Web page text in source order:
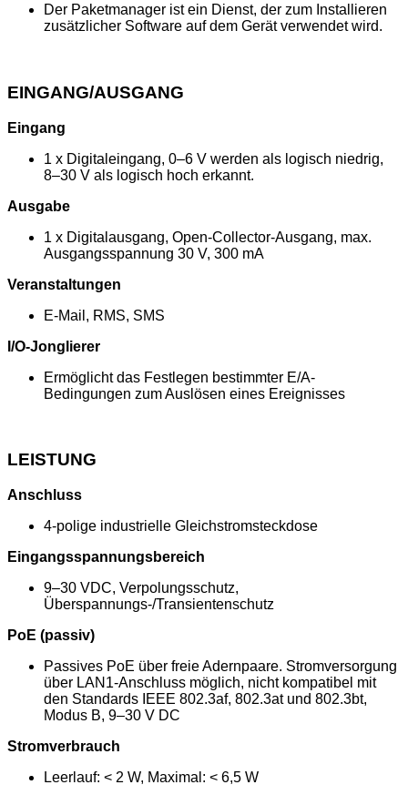
Der Paketmanager ist ein Dienst, der zum Installieren
zusätzlicher Software auf dem Gerät verwendet wird.
EINGANG/AUSGANG
Eingang
1 x Digitaleingang, 0–6 V werden als logisch niedrig,
8–30 V als logisch hoch erkannt.
Ausgabe
1 x Digitalausgang, Open-Collector-Ausgang, max.
Ausgangsspannung 30 V, 300 mA
Veranstaltungen
E-Mail, RMS, SMS
I/O-Jonglierer
Ermöglicht das Festlegen bestimmter E/A-
Bedingungen zum Auslösen eines Ereignisses
LEISTUNG
Anschluss
4-polige industrielle Gleichstromsteckdose
Eingangsspannungsbereich
9–30 VDC, Verpolungsschutz,
Überspannungs-/Transientenschutz
PoE (passiv)
Passives PoE über freie Adernpaare. Stromversorgung
über LAN1-Anschluss möglich, nicht kompatibel mit
den Standards IEEE 802.3af, 802.3at und 802.3bt,
Modus B, 9–30 V DC
Stromverbrauch
Leerlauf: < 2 W, Maximal: < 6,5 W